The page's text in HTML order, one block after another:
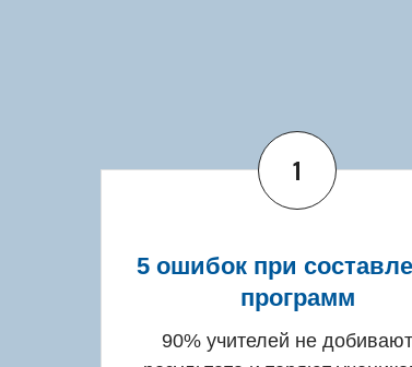
1
5 ошибок при
программ
90% учителей не